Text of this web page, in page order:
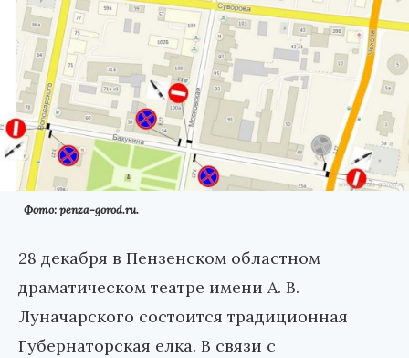
Фото: penza-gorod.ru.
28 декабря в Пензенском областном
драматическом театре имени А. В.
Луначарского состоится традиционная
Губернаторская елка. В связи с